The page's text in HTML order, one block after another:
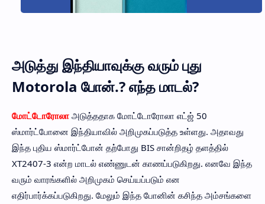
அடுத்து இந்தியாவுக்கு வரும் புது
Motorola போன்.? எந்த மாடல்?
மோட்டோரோலா அடுத்ததாக மோட்டோரோலா எட்ஜ் 50
ஸ்மார்ட்போனை இந்தியாவில் அறிமுகப்படுத்த உள்ளது. அதாவது
இந்த புதிய ஸ்மார்ட்போன் தற்போது BIS சான்றிதழ் தளத்தில்
XT2407-3 என்ற மாடல் எண்ணுடன் காணப்படுகிறது. எனவே இந்த
வரும் வாரங்களில் அறிமுகம் செய்யப்படும் என
எதிர்பார்க்கப்படுகிறது. மேலும் இந்த போனின் கசிந்த அம்சங்களை